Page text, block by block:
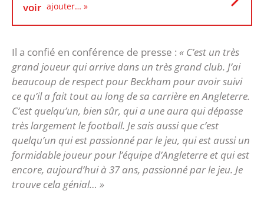
voir ajouter… »
Il a confié en conférence de presse : « C’est un très
grand joueur qui arrive dans un très grand club. J’ai
beaucoup de respect pour Beckham pour avoir suivi
ce qu’il a fait tout au long de sa carrière en Angleterre.
C’est quelqu’un, bien sûr, qui a une aura qui dépasse
très largement le football. Je sais aussi que c’est
quelqu’un qui est passionné par le jeu, qui est aussi un
formidable joueur pour l’équipe d’Angleterre et qui est
encore, aujourd’hui à 37 ans, passionné par le jeu. Je
trouve cela génial… »